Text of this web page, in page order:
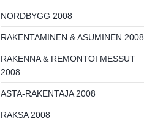
NORDBYGG 2008
RAKENTAMINEN & ASUMINEN 2008
RAKENNA & REMONTOI MESSUT
2008
ASTA-RAKENTAJA 2008
RAKSA 2008